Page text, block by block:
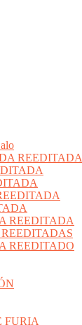
REEDITADA
REEDITADA
REEDITADO
FURIA